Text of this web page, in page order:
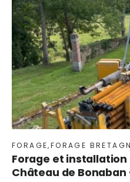
FORAGE,FORAGE
Forage et
Château de